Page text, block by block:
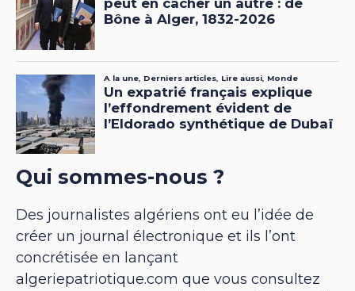
Qui sommes-nous ?
Des journalistes algériens ont eu l’idée de
créer un journal électronique et ils l’ont
concrétisée en lançant
algeriepatriotique.com que vous consultez